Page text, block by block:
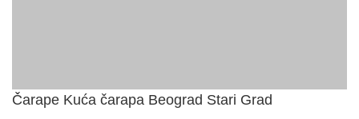
Čarape Kuća čarapa Beograd Stari Grad